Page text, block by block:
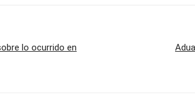
lo ocurrido en